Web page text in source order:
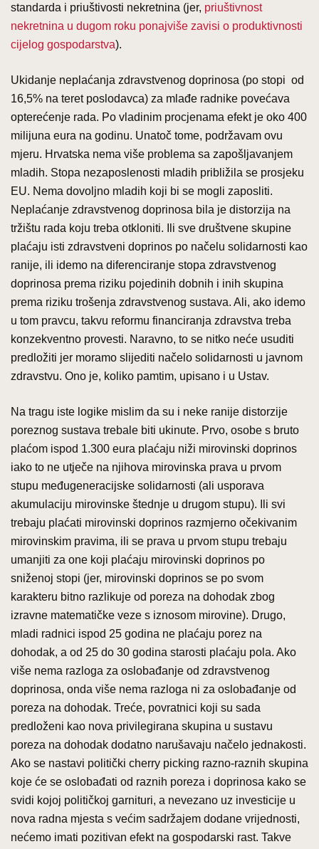
standarda i priuštivosti nekretnina (jer, priuštivnost
nekretnina u dugom roku ponajviše zavisi o produktivnosti
cijelog gospodarstva).
Ukidanje neplaćanja zdravstvenog doprinosa (po stopi od
16,5% na teret poslodavca) za mlađe radnike povećava
opterećenje rada. Po vladinim procjenama efekt je oko 400
milijuna eura na godinu. Unatoč tome, podržavam ovu
mjeru. Hrvatska nema više problema sa zapošljavanjem
mladih. Stopa nezaposlenosti mladih približila se prosjeku
EU. Nema dovoljno mladih koji bi se mogli zaposliti.
Neplaćanje zdravstvenog doprinosa bila je distorzija na
tržištu rada koju treba otkloniti. Ili sve društvene skupine
plaćaju isti zdravstveni doprinos po načelu solidarnosti kao
ranije, ili idemo na diferenciranje stopa zdravstvenog
doprinosa prema riziku pojedinih dobnih i inih skupina
prema riziku trošenja zdravstvenog sustava. Ali, ako idemo
u tom pravcu, takvu reformu financiranja zdravstva treba
konzekventno provesti. Naravno, to se nitko neće usuditi
predložiti jer moramo slijediti načelo solidarnosti u javnom
zdravstvu. Ono je, koliko pamtim, upisano i u Ustav.
Na tragu iste logike mislim da su i neke ranije distorzije
poreznog sustava trebale biti ukinute. Prvo, osobe s bruto
plaćom ispod 1.300 eura plaćaju niži mirovinski doprinos
iako to ne utječe na njihova mirovinska prava u prvom
stupu međugeneracijske solidarnosti (ali usporava
akumulaciju mirovinske štednje u drugom stupu). Ili svi
trebaju plaćati mirovinski doprinos razmjerno očekivanim
mirovinskim pravima, ili se prava u prvom stupu trebaju
umanjiti za one koji plaćaju mirovinski doprinos po
sniženoj stopi (jer, mirovinski doprinos se po svom
karakteru bitno razlikuje od poreza na dohodak zbog
izravne matematičke veze s iznosom mirovine). Drugo,
mladi radnici ispod 25 godina ne plaćaju porez na
dohodak, a od 25 do 30 godina starosti plaćaju pola. Ako
više nema razloga za oslobađanje od zdravstvenog
doprinosa, onda više nema razloga ni za oslobađanje od
poreza na dohodak. Treće, povratnici koji su sada
predloženi kao nova privilegirana skupina u sustavu
poreza na dohodak dodatno narušavaju načelo jednakosti.
Ako se nastavi politički cherry picking razno-raznih skupina
koje će se oslobađati od raznih poreza i doprinosa kako se
svidi kojoj političkoj garnituri, a nevezano uz investicije u
nova radna mjesta s većim sadržajem dodane vrijednosti,
nećemo imati pozitivan efekt na gospodarski rast. Takve